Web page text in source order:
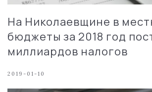
На Николаевщине в
бюджеты за 2018 год
миллиардов налогов
2019-01-10